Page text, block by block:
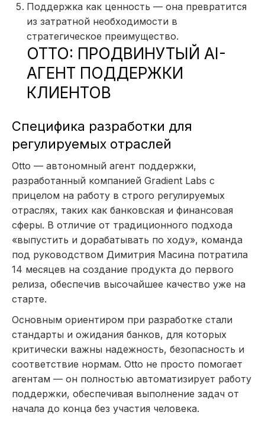
Поддержка как ценность — она превратится
из затратной необходимости в
стратегическое преимущество.
OTTO: ПРОДВИНУТЫЙ AI-
АГЕНТ ПОДДЕРЖКИ
КЛИЕНТОВ
Специфика разработки для
регулируемых отраслей
Otto — автономный агент поддержки,
разработанный компанией Gradient Labs с
прицелом на работу в строго регулируемых
отраслях, таких как банковская и финансовая
сферы. В отличие от традиционного подхода
«выпустить и дорабатывать по ходу», команда
под руководством Димитрия Масина потратила
14 месяцев на создание продукта до первого
релиза, обеспечив высочайшее качество уже на
старте.
Основным ориентиром при разработке стали
стандарты и ожидания банков, для которых
критически важны надежность, безопасность и
соответствие нормам. Otto не просто помогает
агентам — он полностью автоматизирует работу
поддержки, обеспечивая выполнение задач от
начала до конца без участия человека.